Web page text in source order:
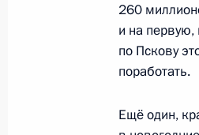
21
Рабочая
Глебом
260
и на
по Пскову
поработать.
Ещё один,